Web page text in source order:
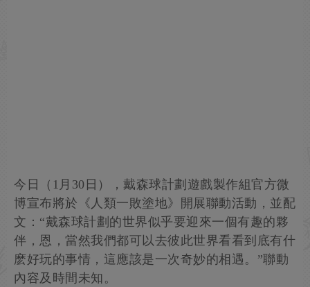
今日（1月30日），戴森球計劃遊戲製作組官方微
博宣布將於《人類一敗塗地》開展聯動活動，並配
文：“戴森球計劃的世界似乎要迎來一個有趣的夥
伴，恩，當然我們都可以去彼此世界看看到底有什
麽好玩的事情，這應該是一次奇妙的相遇。”聯動
內容及時間未知。